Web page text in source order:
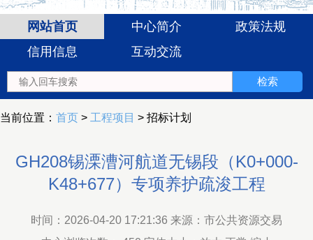
网站首页 中心简介
政策法规
信用信息
互动交流
当前位置： 首页 > 工程项目 > 招标计划
GH208锡溧漕河航道无锡段（K0+000-
K48+677）专项养护疏浚工程
时间：2026-04-20 17:21:36 来源：市公共资源交易